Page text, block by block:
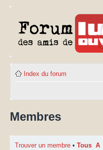
Index du forum
Membres
Trouver un membre • Tous A